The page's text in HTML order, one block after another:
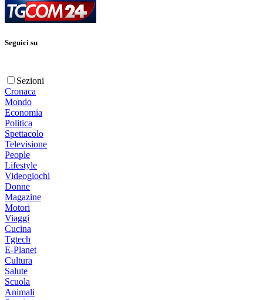
Seguici su
Sezioni
Cronaca
Mondo
Economia
Politica
Spettacolo
Televisione
People
Lifestyle
Videogiochi
Donne
Magazine
Motori
Viaggi
Cucina
Tgtech
E-Planet
Cultura
Salute
Scuola
Animali